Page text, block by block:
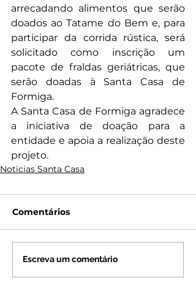
arrecadando alimentos que serão
doados ao Tatame do Bem e, para
participar da corrida rústica, será
solicitado como inscrição um
pacote de fraldas geriátricas, que
serão doadas à Santa Casa de
Formiga.
A Santa Casa de Formiga agradece
a iniciativa de doação para a
entidade e apoia a realização deste
projeto.
Noticias Santa Casa
Comentários
Escreva um comentário